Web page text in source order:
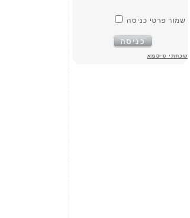
שמור פרטי כניסה
כניסה
שכחתי סיסמא